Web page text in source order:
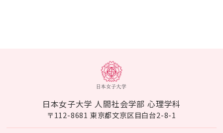
日本女子大学 人間社会学部 心理学科
〒112-8681 東京都文京区目白台2-8-1